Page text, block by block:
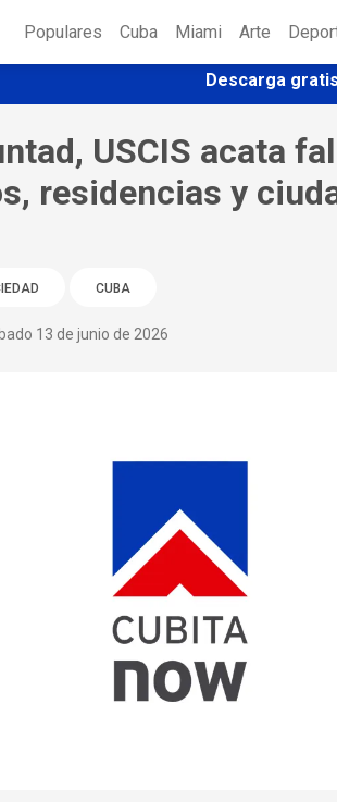
Populares Cuba Miami Arte
Descarga
USCIS acata
residencias y
CUBA
13 de junio de 2026